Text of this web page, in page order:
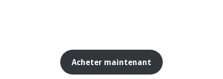
Acheter maintenant